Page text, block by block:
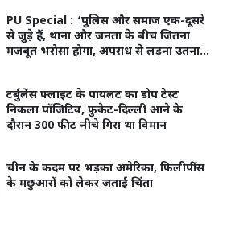
PU Special : ‘पुलिस और समाज एक-दूसरे
से जुड़े हैं, थाना और जनता के बीच जितना
मजबूत भरोसा होगा, अपराध से लड़ना उतना
टर्बुलेंस फ्लाइट के पायलट का डोप टेस्ट
निकला पॉजिटिव, फुकेट-दिल्ली आने के
दौरान 300 फीट नीचे गिरा था विमान
चीन के कदम पर भड़का अमेरिका, फिलीपींस
के मछुआरों को लेकर जताई चिंता